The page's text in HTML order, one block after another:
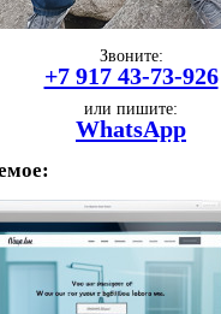
Звоните:
+7 917 43-73-926
или пишите:
WhatsApp